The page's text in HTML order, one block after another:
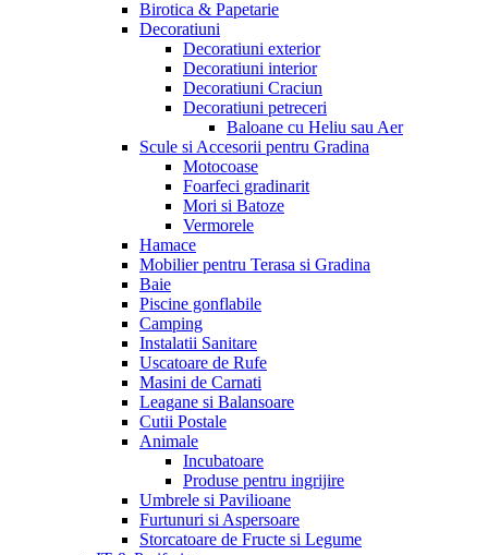
Birotica & Papetarie
Decoratiuni
Decoratiuni exterior
Decoratiuni interior
Decoratiuni Craciun
Decoratiuni petreceri
Baloane cu Heliu sau Aer
Scule si Accesorii pentru Gradina
Motocoase
Foarfeci gradinarit
Mori si Batoze
Vermorele
Hamace
Mobilier pentru Terasa si Gradina
Baie
Piscine gonflabile
Camping
Instalatii Sanitare
Uscatoare de Rufe
Masini de Carnati
Leagane si Balansoare
Cutii Postale
Animale
Incubatoare
Produse pentru ingrijire
Umbrele si Pavilioane
Furtunuri si Aspersoare
Storcatoare de Fructe si Legume